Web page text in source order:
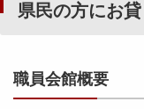
県民の方にお貸
職員会館概要